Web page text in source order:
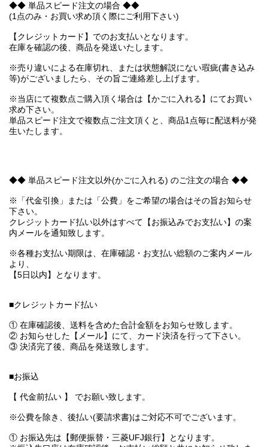
◆◆ 単品スピード注文の場合 ◆◆
(1点のみ・お買い求め頂く際にご利用下さい)
【クレジットカード】でのお支払いとなります。
在庫を確認の後、商品を発送いたします。
※売り違いによる在庫切れ、または状態解説にない瑕疵(書き込み
等)がございましたら、その旨ご連絡差し上げます。
※当店にて複数点ご購入頂く場合は【かごに入れる】にてお買い
求め下さい。
単品スピード注文で複数点ご注文頂くと、商品1点毎に配送料が発
生いたします。
◆◆ 単品スピード注文以外(かごに入れる) のご注文の場合 ◆◆
※「代金引換」または「公費」をご希望の場合はその旨お知らせ
下さい。
クレジットカード払い以外はすべて【お振込みでお支払い】の案
内メールを通知致します。
※各種お支払い期限は、在庫確認・お支払い総額のご案内メール
より、
【5日以内】となります。
■クレジットカード払い
① 在庫確認後、送料を含めた合計金額をお知らせ致します。
② お知らせした【メール】にて、カード決済を行って下さい。
③ 決済完了後、商品を発送致します。
■お振込
【 代金前払い 】 でお願い致します。
※公費を除き、後払い(要請求書)はご対応不可でございます。
① お振込先は【郵便振替・三菱UFJ銀行】となります。